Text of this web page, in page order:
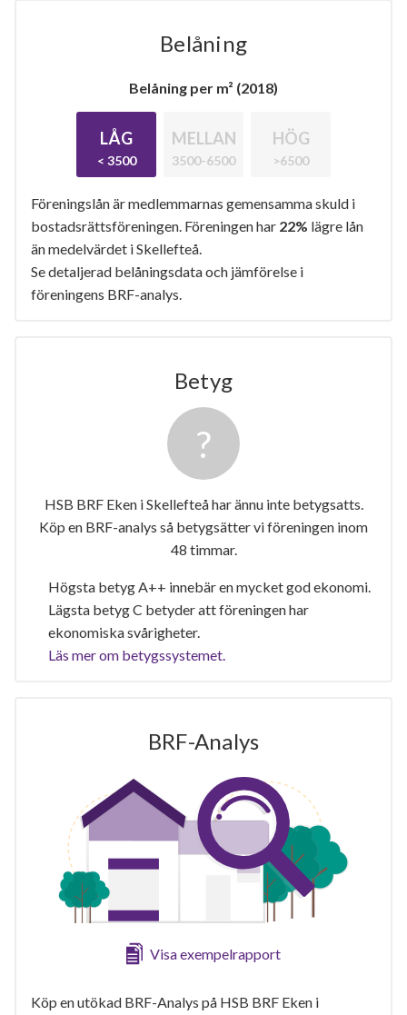
Belåning
Belåning per m² (2018)
LÅG
< 3500
MELLAN
3500-6500
HÖG
>6500
Föreningslån är medlemmarnas gemensamma skuld i
bostadsrättsföreningen. Föreningen har 22% lägre lån
än medelvärdet i Skellefteå.
Se detaljerad belåningsdata och jämförelse i
föreningens BRF-analys.
Betyg
HSB BRF Eken i Skellefteå har ännu inte betygsatts.
Köp en BRF-analys så betygsätter vi föreningen inom
48 timmar.
Högsta betyg A++ innebär en mycket god ekonomi.
Lägsta betyg C betyder att föreningen har
ekonomiska svårigheter.
Läs mer om betygssystemet.
BRF-Analys
Visa exempelrapport
Köp en utökad BRF-Analys på HSB BRF Eken i